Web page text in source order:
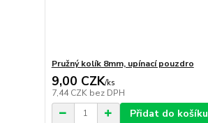
Pružný kolík 8mm, upínací pouzdro
9,00 CZK/ks
7,44 CZK bez DPH
Přidat do košíku